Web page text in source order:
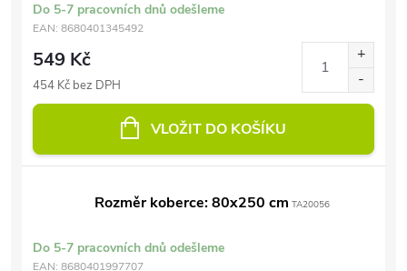
Do 5-7 pracovních dnů odešleme
EAN: 8680401345492
549 Kč
454 Kč bez DPH
VLOŽIT DO KOŠÍKU
Rozměr koberce: 80x250 cm TA20056
Do 5-7 pracovních dnů odešleme
EAN: 8680401997707